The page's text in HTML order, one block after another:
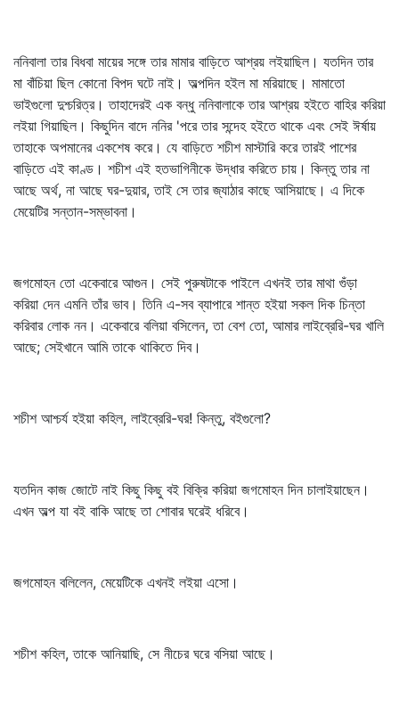
ননিবালা তার বিধবা মায়ের সঙ্গে তার মামার বাড়িতে আশ্রয় লইয়াছিল। যতদিন তার
মা বাঁচিয়া ছিল কোনো বিপদ ঘটে নাই। অল্পদিন হইল মা মরিয়াছে। মামাতো
ভাইগুলো দুশ্চরিত্র। তাহাদেরই এক বন্ধু ননিবালাকে তার আশ্রয় হইতে বাহির করিয়া
লইয়া গিয়াছিল। কিছুদিন বাদে ননির 'পরে তার সন্দেহ হইতে থাকে এবং সেই ঈর্ষায়
তাহাকে অপমানের একশেষ করে। যে বাড়িতে শচীশ মাস্টারি করে তারই পাশের
বাড়িতে এই কাণ্ড। শচীশ এই হতভাগিনীকে উদ্ধার করিতে চায়। কিন্তু তার না
আছে অর্থ, না আছে ঘর-দুয়ার, তাই সে তার জ্যাঠার কাছে আসিয়াছে। এ দিকে
মেয়েটির সন্তান-সম্ভাবনা।
জগমোহন তো একেবারে আগুন। সেই পুরুষটাকে পাইলে এখনই তার মাথা গুঁড়া
করিয়া দেন এমনি তাঁর ভাব। তিনি এ-সব ব্যাপারে শান্ত হইয়া সকল দিক চিন্তা
করিবার লোক নন। একেবারে বলিয়া বসিলেন, তা বেশ তো, আমার লাইব্রেরি-ঘর খালি
আছে; সেইখানে আমি তাকে থাকিতে দিব।
শচীশ আশ্চর্য হইয়া কহিল, লাইব্রেরি-ঘর! কিন্তু, বইগুলো?
যতদিন কাজ জোটে নাই কিছু কিছু বই বিক্রি করিয়া জগমোহন দিন চালাইয়াছেন।
এখন অল্প যা বই বাকি আছে তা শোবার ঘরেই ধরিবে।
জগমোহন বলিলেন, মেয়েটিকে এখনই লইয়া এসো।
শচীশ কহিল, তাকে আনিয়াছি, সে নীচের ঘরে বসিয়া আছে।